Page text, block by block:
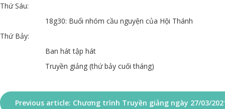
Thứ Sáu:
18g30: Buổi nhóm cầu nguyện của Hội Thánh
Thứ Bảy:
Ban hát tập hát
Truyền giảng (thứ bảy cuối tháng)
Previous article: Chương trình Truyền giảng ngày 27/03/